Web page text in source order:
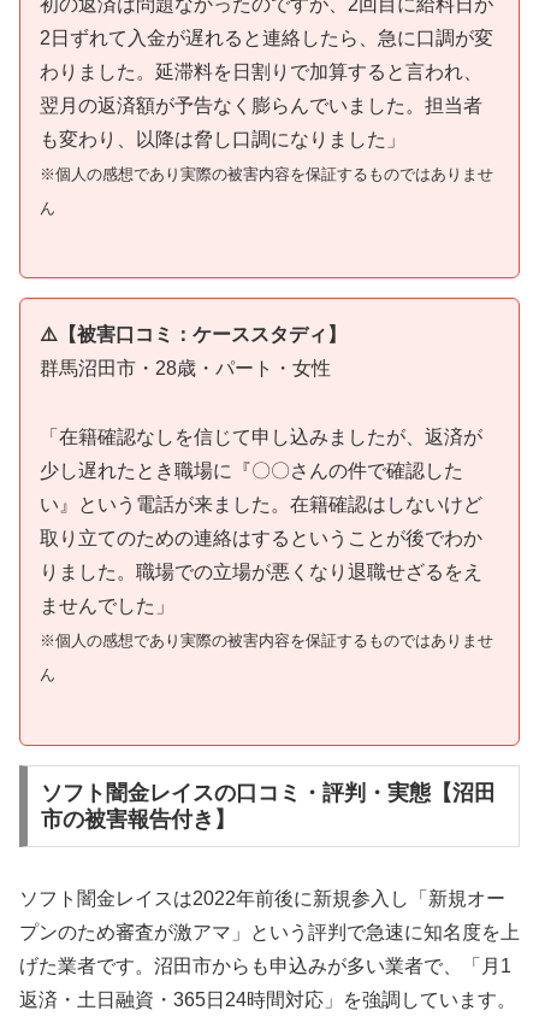
2日ずれて入金が遅れると連絡したら、急に口調が変
わりました。延滞料を日割りで加算すると言われ、
翌月の返済額が予告なく膨らんでいました。担当者
も変わり、以降は脅し口調になりました」
※個人の感想であり実際の被害内容を保証するものではありませ
ん
⚠️【被害口コミ：ケーススタディ】
群馬沼田市・28歳・パート・女性
「在籍確認なしを信じて申し込みましたが、返済が
少し遅れたとき職場に『〇〇さんの件で確認した
い』という電話が来ました。在籍確認はしないけど
取り立てのための連絡はするということが後でわか
りました。職場での立場が悪くなり退職せざるをえ
ませんでした」
※個人の感想であり実際の被害内容を保証するものではありませ
ん
ソフト闇金レイスの口コミ・評判・実態【沼田
市の被害報告付き】
ソフト闇金レイスは2022年前後に新規参入し「新規オー
プンのため審査が激アマ」という評判で急速に知名度を上
げた業者です。沼田市からも申込みが多い業者で、「月1
返済・土日融資・365日24時間対応」を強調しています。